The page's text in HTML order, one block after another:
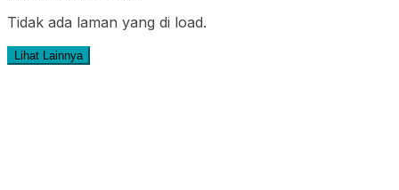
Tidak ada laman yang di load.
Lihat Lainnya